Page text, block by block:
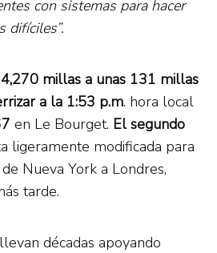
con sistemas para hacer
difíciles”.
millas a unas 131 millas
a la 1:53 p.m. hora local
en Le Bourget. El segundo
ligeramente modificada para
Nueva York a Londres,
tarde.
décadas apoyando